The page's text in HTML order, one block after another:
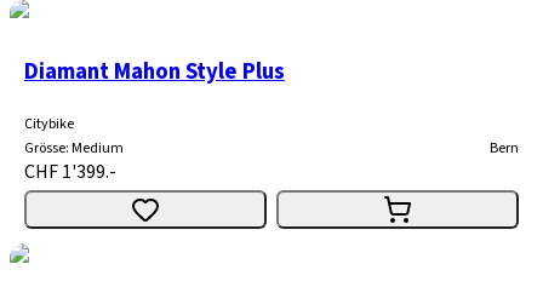
Diamant Mahon Style Plus
Citybike
Grösse:Medium Bern
CHF 1'399.-